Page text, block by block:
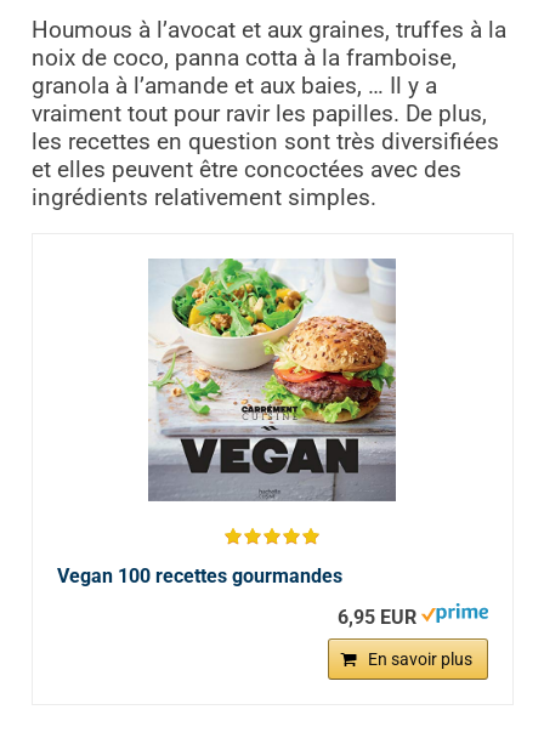
Houmous à l’avocat et aux graines, truffes à la
noix de coco, panna cotta à la framboise,
granola à l’amande et aux baies, … Il y a
vraiment tout pour ravir les papilles. De plus,
les recettes en question sont très diversifiées
et elles peuvent être concoctées avec des
ingrédients relativement simples.
Vegan 100 recettes gourmandes
6,95 EUR
En savoir plus